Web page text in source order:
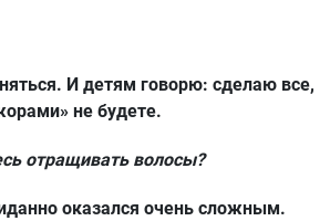
И детям говорю: сделаю все,
не будете.
отращивать волосы?
оказался очень сложным.